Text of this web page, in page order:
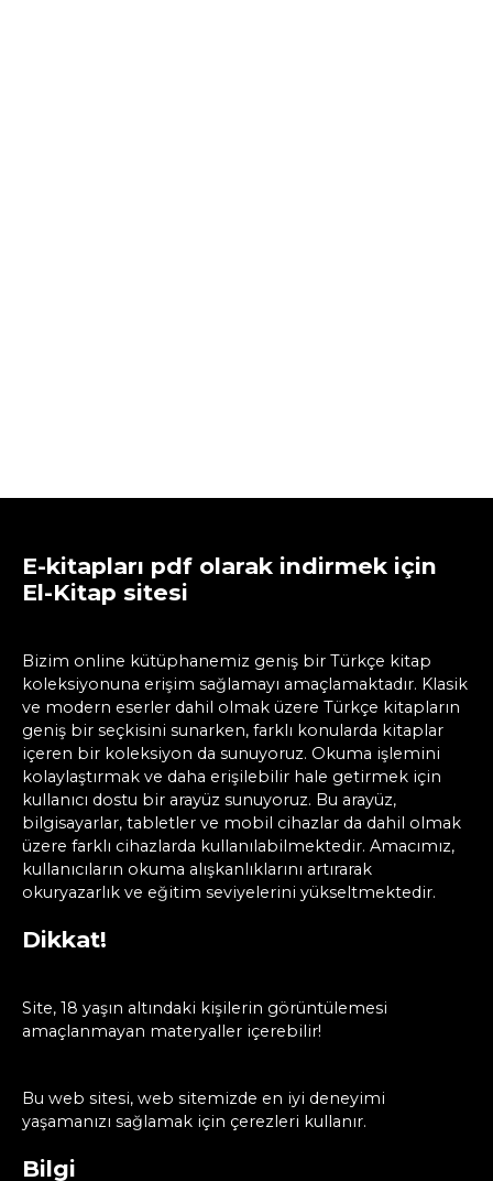
E-kitapları pdf olarak indirmek için
El-Kitap sitesi
Bizim online kütüphanemiz geniş bir Türkçe kitap
koleksiyonuna erişim sağlamayı amaçlamaktadır. Klasik
ve modern eserler dahil olmak üzere Türkçe kitapların
geniş bir seçkisini sunarken, farklı konularda kitaplar
içeren bir koleksiyon da sunuyoruz. Okuma işlemini
kolaylaştırmak ve daha erişilebilir hale getirmek için
kullanıcı dostu bir arayüz sunuyoruz. Bu arayüz,
bilgisayarlar, tabletler ve mobil cihazlar da dahil olmak
üzere farklı cihazlarda kullanılabilmektedir. Amacımız,
kullanıcıların okuma alışkanlıklarını artırarak
okuryazarlık ve eğitim seviyelerini yükseltmektedir.
Dikkat!
Site, 18 yaşın altındaki kişilerin görüntülemesi
amaçlanmayan materyaller içerebilir!
Bu web sitesi, web sitemizde en iyi deneyimi
yaşamanızı sağlamak için çerezleri kullanır.
Bilgi